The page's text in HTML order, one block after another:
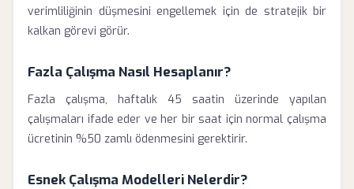
verimliliğinin düşmesini engellemek için de stratejik bir
kalkan görevi görür.
Fazla Çalışma Nasıl Hesaplanır?
Fazla çalışma, haftalık 45 saatin üzerinde yapılan
çalışmaları ifade eder ve her bir saat için normal çalışma
ücretinin %50 zamlı ödenmesini gerektirir.
Esnek Çalışma Modelleri Nelerdir?